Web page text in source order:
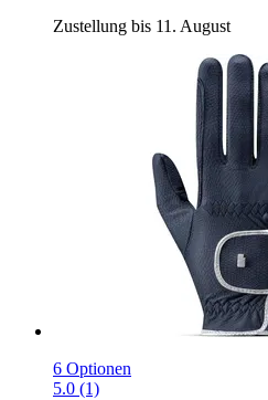
Zustellung bis 11. August
6 Optionen
5.0 (1)